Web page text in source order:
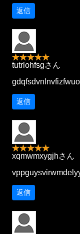
返信
tutrlohfsgさん
返信
xqmwmxygjhさん
返信